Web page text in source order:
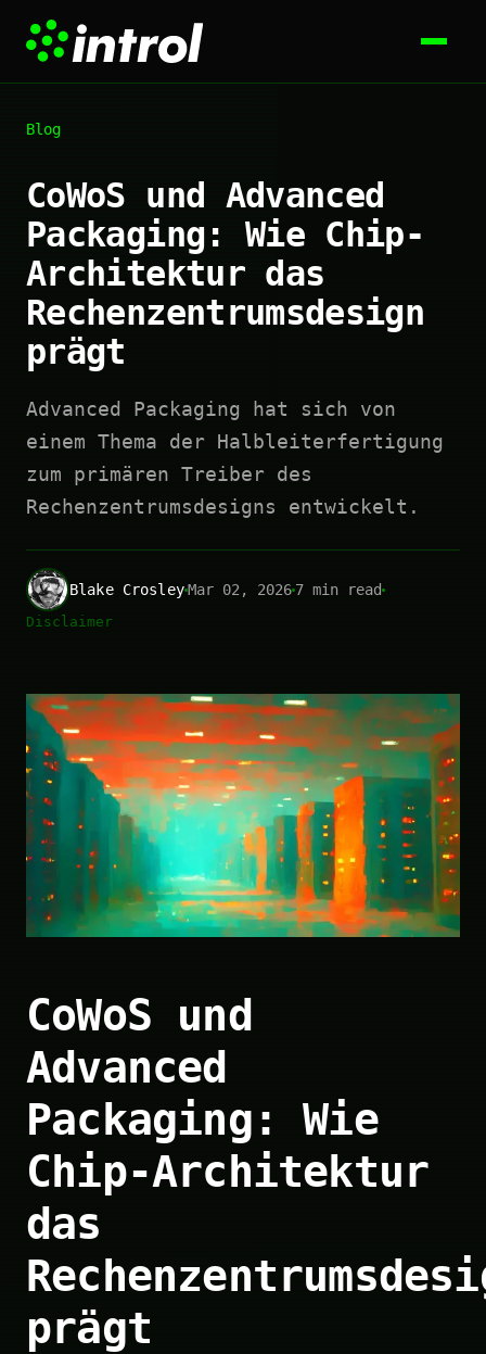
Blog
CoWoS und Advanced
Packaging: Wie Chip-
Architektur das
Rechenzentrumsdesign
prägt
Advanced Packaging hat sich von
einem Thema der Halbleiterfertigung
zum primären Treiber des
Rechenzentrumsdesigns entwickelt.
Blake CrosleyMar 02, 20267 min read
Disclaimer
CoWoS und
Advanced
Packaging: Wie
Chip-Architektur
das
prägt